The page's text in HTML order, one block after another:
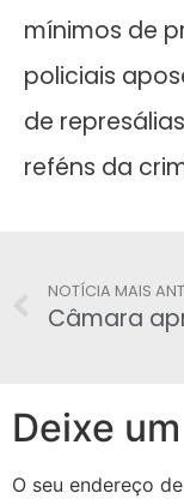
mínimos de
policiais
de
reféns da
NOTÍCIA MAIS
Deixe
O seu endereço